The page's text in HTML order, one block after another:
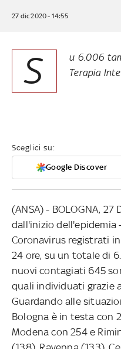
27 dic 2020 - 14:55
S
u 6.006
Terapia
Sceglici su:
Google Discover
(ANSA) - BOLOGNA, 27
dall'inizio dell'epidemia
Coronavirus registrati
24 ore, su un totale di
nuovi contagiati 645
quali individuati grazie
Guardando alle
Bologna è in testa con
Modena con 254 e